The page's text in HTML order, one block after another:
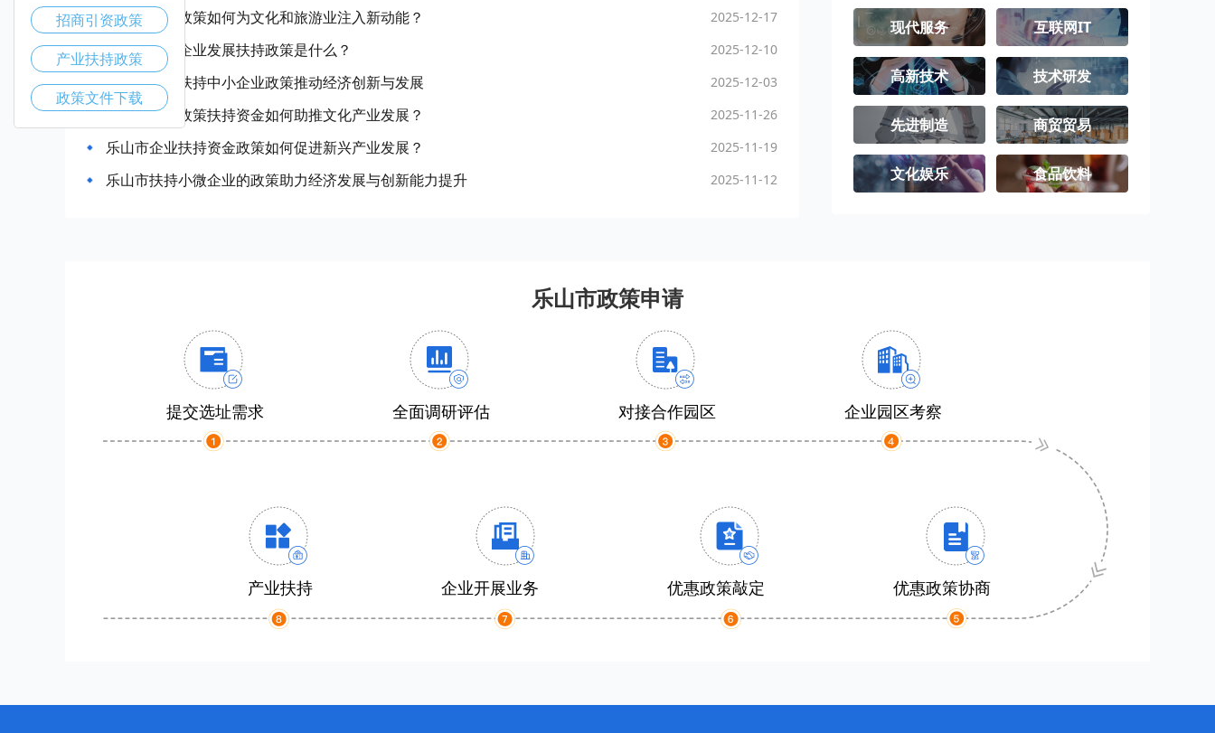
乐山市惠企政策如何为文化和旅游业注入新动能？ 2025-12-17
乐山市中小企业发展扶持政策是什么？ 2025-12-10
乐山市政府扶持中小企业政策推动经济创新与发展 2025-12-03
乐山市企业政策扶持资金如何助推文化产业发展？ 2025-11-26
乐山市企业扶持资金政策如何促进新兴产业发展？ 2025-11-19
乐山市扶持小微企业的政策助力经济发展与创新能力提升 2025-11-12
现代服务 互联网IT
高新技术 技术研发
先进制造 商贸贸易
文化娱乐 食品饮料
乐山市政策申请
提交选址需求 全面调研评估 对接合作园区 企业园区考察
产业扶持 企业开展业务 优惠政策敲定 优惠政策协商
招商引资政策
产业扶持政策
政策文件下载